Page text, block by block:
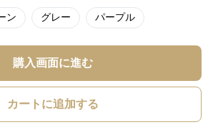
ン グレー パープル
購入画面に進む
カートに追加する